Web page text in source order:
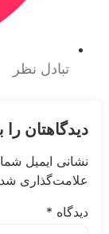
تبادل نظر
دیدگاهتان را
نشانی ایمیل شما
علامت‌گذاری
دیدگاه*